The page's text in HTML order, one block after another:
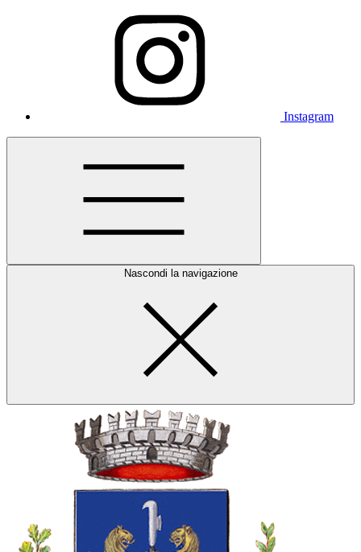
Instagram
Nascondi la navigazione